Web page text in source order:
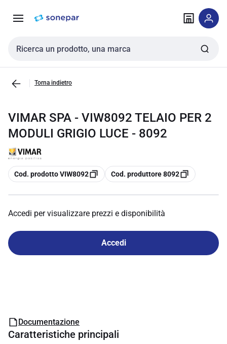
navigazione alla
Cerca input
Torna indietro
VIMAR SPA - VIW8092 TELAIO PER 2
MODULI GRIGIO LUCE - 8092
copia
Cod. prodotto VIW8092 copia
Cod. produttore 8092
Accedi per visualizzare prezzi e disponibilità
Accedi
Documentazione
Caratteristiche principali